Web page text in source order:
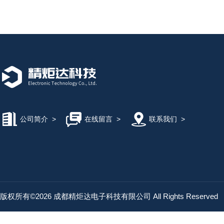
公司简介 > 在线留言> 联系我们 >
版权所有©2026 成都精炬达电子科技有限公司 All Rights Reserved